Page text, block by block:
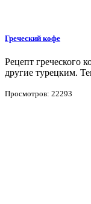
Греческий кофе
Рецепт греческого
другие турецким.
Просмотров: 22293